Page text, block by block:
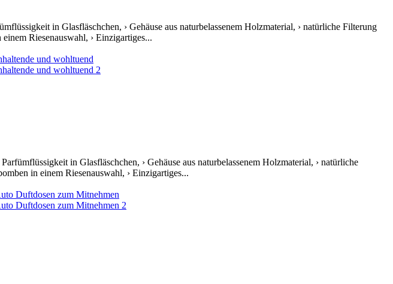
in Glasfläschchen, › Gehäuse aus naturbelassenem Holzmaterial, › natürliche Filterung
Riesenauswahl, › Einzigartiges...
in Glasfläschchen, › Gehäuse aus naturbelassenem Holzmaterial, › natürliche
in einem Riesenauswahl, › Einzigartiges...